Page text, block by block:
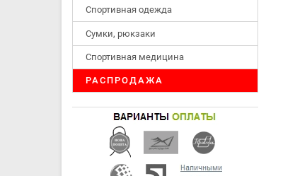
Спортивная одежда
Сумки, рюкзаки
Спортивная медицина
РАСПРОДАЖА